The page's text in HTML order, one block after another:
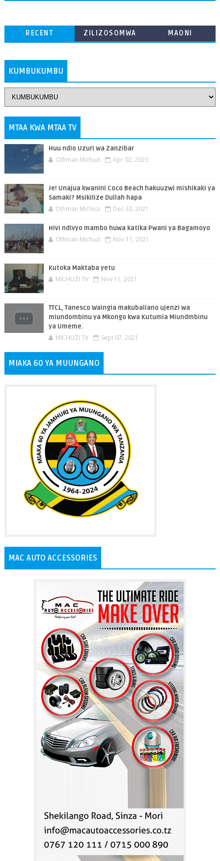
RECENT
ZILIZOSOMWA
MAONI
KUMBUKUMBU
MTAA KWA MTAA TV
Huu ndio Uzuri wa Zanzibar
Othman Michuzi Apr 02, 2023
Je! Unajua kwanini Coco Beach hakuuzwi mishikaki ya
Samaki? Msikilize Dullah hapa
Othman Michuzi Dec 30, 2021
Hivi ndivyo mambo huwa katika Pwani ya Bagamoyo
Othman Michuzi Nov 11, 2021
Kutoka Maktaba yetu
MICHUZI TV Nov 11, 2021
TTCL, Tanesco Waingia makubaliano ujenzi wa
miundombinu ya Mkongo kwa Kutumia Miundmbinu
ya Umeme.
MICHUZI TV Sept 07, 2021
MIAKA 60 YA MUUNGANO
MAC AUTO ACCESSORIES